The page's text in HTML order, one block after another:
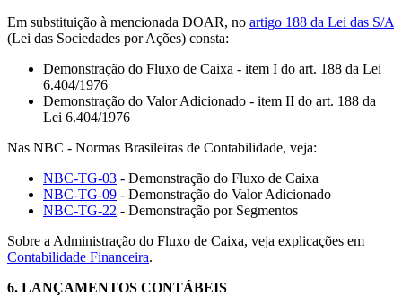
Em substituição à mencionada DOAR, no artigo 188 da Lei das S/A
(Lei das Sociedades por Ações) consta:
Demonstração do Fluxo de Caixa - item I do art. 188 da Lei
6.404/1976
Demonstração do Valor Adicionado - item II do art. 188 da
Lei 6.404/1976
Nas NBC - Normas Brasileiras de Contabilidade, veja:
NBC-TG-03 - Demonstração do Fluxo de Caixa
NBC-TG-09 - Demonstração do Valor Adicionado
NBC-TG-22 - Demonstração por Segmentos
Sobre a Administração do Fluxo de Caixa, veja explicações em
Contabilidade Financeira.
6. LANÇAMENTOS CONTÁBEIS